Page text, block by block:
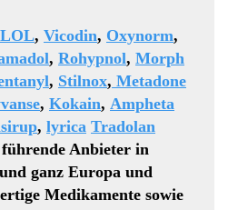
, Vicodin, Oxynorm,
, Rohypnol, Morph
, Stilnox, Metadone
, Kokain, Ampheta
, lyrica Tradolan
Anbieter in
ganz Europa und
Medikamente sowie